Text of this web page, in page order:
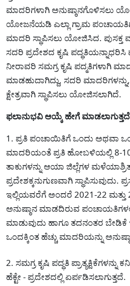
ಮಾದರಿಗಳಾಗಿ ಅನುಷ್ಠಾನಗೊಳಿಸಲು
ಯೋಜನೆಯಡಿ ಎಲ್ಲಾ ಗ್ರಾಮ
ಮಾದರಿ ಸ್ಥಾಪಿಸಲು ಯೋಜಿಸಿದ. ಪುಸಕ್ತ
ಸದರಿ ಪ್ರದೇಶದ ಕೃಷಿ
ನೀರಾವರಿ ಸಮಗ್ರ ಕೃಷಿ ಪದ್ಮತಿಗಳಾಗಿ
ಮಾಡಹುದಾಗಿದ್ದು, ಸದರಿ
ಕ್ಷೇತ್ರವಾಗಿ ಸ್ಥಾಪಿಸಲು ಯೋಜಿಸಲಾಗಿದೆ.
ಫಲಾನುಭವಿ ಆಯ್ಕೆ ಹೇಗೆ
1. ಪ್ರತಿ ಪಂಚಾಯಿತಿಗೆ ಒಂದು ಅಥವಾ
ಮಾದರಿಯಂತೆ ಪ್ರತಿ ಹೋಬಳಿಯಲ್ಲಿ 8-10
ತಾಕುಗಳನ್ನು ಆಯಾ ಜಿಲ್ಲೆಗಳ
ಪ್ರದೇಶಕ್ಕನುಗುಣವಾಗಿ ಸ್ಥಾಪಿಸುವುದು.
ಇಲ್ಲಿಯವರೆಗೆ ಅಂದರೆ 2021-22 ಮತ್ತು
ಅನುಷ್ಠಾನ ಮಾಡದಿರುವ
ಮಾಡುವುದು ಹಾಗೂ ತದನಂತರ
ಒಂದಕ್ಕಿಂತ ಹೆಚ್ಚು ಮಾದರಿಯನ್ನು
2. ಸಮಗ್ರ ಕೃಷಿ ಪದ್ಧತಿ
ಹೆಕ್ಟೇ‌ - ಪ್ರದೇಶದಲ್ಲಿ ಏರ್ಪಡಿಸಲಾಗುತ್ತದೆ.